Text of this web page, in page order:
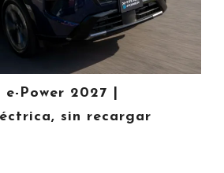
Power 2027 |
sin recargar